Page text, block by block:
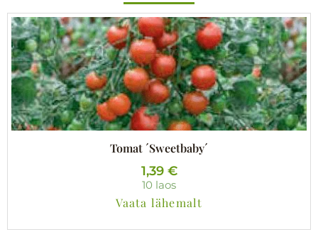
Tomat ´Sweetbaby´
1,39 €
10 laos
Vaata lähemalt